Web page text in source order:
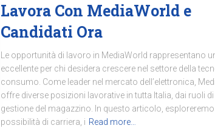
Lavora Con MediaWorld e
Candidati Ora
Le opportunità di lavoro in MediaWorld rappresentano
eccellente per chi desidera crescere nel settore della
consumo. Come leader nel mercato dell’elettronica,
offre diverse posizioni lavorative in tutta Italia, dai ruoli di
gestione del magazzino. In questo articolo, esploreremo
possibilità di carriera, i Read more…